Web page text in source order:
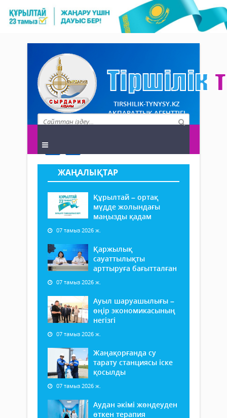
TIRSHILIK-TYNYSY.KZ
АҚПАРАТТЫҚ АГЕНТТІГІ
ЖАҢАЛЫҚТАР
Құрылтай – ортақ
мүдде жолындағы
маңызды қадам
07 тамыз 2026 ж.
Қаржылық
сауаттылықты
арттыруға бағытталған
07 тамыз 2026 ж.
Ауыл шаруашылығы –
өңір экономикасының
негізгі
07 тамыз 2026 ж.
Жаңақорғанда су
тарату станциясы іске
қосылды
07 тамыз 2026 ж.
Аудан әкімі жөндеуден
өткен терапия